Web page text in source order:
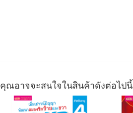
คุณอาจจะสนใจในสินค้าดังต่อไปนี้